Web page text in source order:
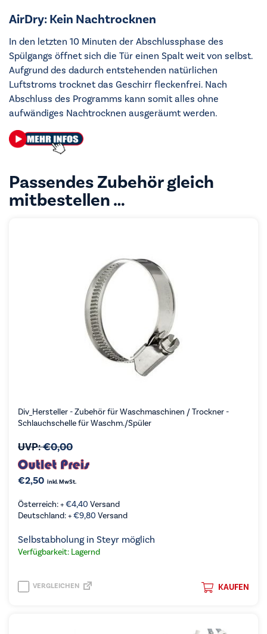
AirDry: Kein Nachtrocknen
In den letzten 10 Minuten der Abschlussphase des
Spülgangs öffnet sich die Tür einen Spalt weit von selbst.
Aufgrund des dadurch entstehenden natürlichen
Luftstroms trocknet das Geschirr fleckenfrei. Nach
Abschluss des Programms kann somit alles ohne
aufwändiges Nachtrocknen ausgeräumt werden.
Passendes Zubehör gleich
mitbestellen …
Div_Hersteller - Zubehör für Waschmaschinen / Trockner -
Schlauchschelle für Waschm./Spüler
UVP:€0,00
€2,50 inkl. MwSt.
Österreich: +€4,40 Versand
Deutschland: +€9,80 Versand
Selbstabholung in Steyr möglich
Verfügbarkeit: Lagernd
KAUFEN
VERGLEICHEN